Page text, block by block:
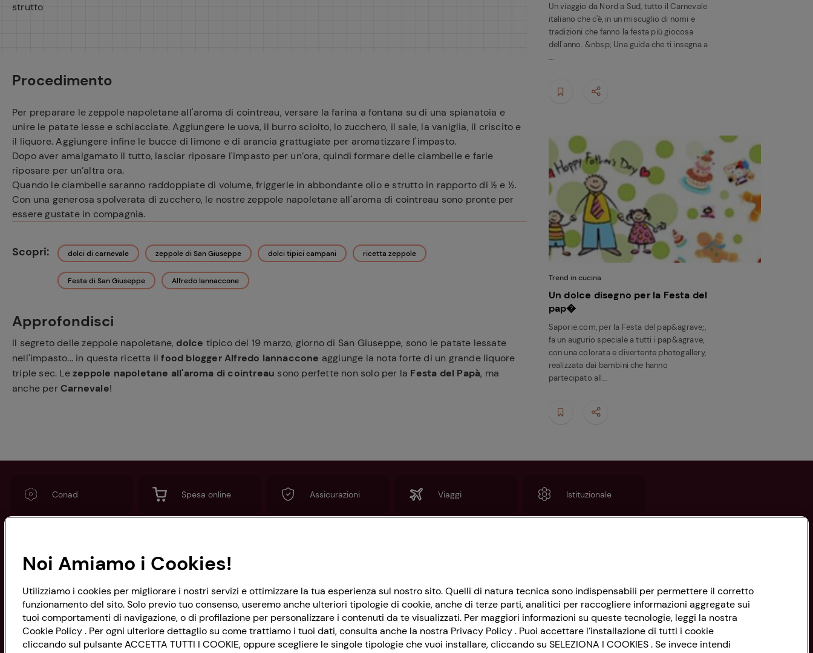
strutto
Procedimento
Per preparare le zeppole napoletane all'aroma di cointreau, versare la farina a fontana su di una spianatoia e
unire le patate lesse e schiacciate. Aggiungere le uova, il burro sciolto, lo zucchero, il sale, la vaniglia, il criscito e
il liquore. Aggiungere infine le bucce di limone e di arancia grattugiate per aromatizzare l'impasto.
Dopo aver amalgamato il tutto, lasciar riposare l'impasto per un’ora, quindi formare delle ciambelle e farle
riposare per un’altra ora.
Quando le ciambelle saranno raddoppiate di volume, friggerle in abbondante olio e strutto in rapporto di ½ e ½.
Con una generosa spolverata di zucchero, le nostre zeppole napoletane all'aroma di cointreau sono pronte per
essere gustate in compagnia.
Scopri: dolci di carnevale zeppole di San Giuseppe dolci tipici campani ricetta zeppole
Festa di San Giuseppe Alfredo Iannaccone
Approfondisci
Il segreto delle zeppole napoletane, dolce tipico del 19 marzo, giorno di San Giuseppe, sono le patate lessate
nell'impasto... in questa ricetta ilfood blogger Alfredo Iannaccone aggiunge la nota forte di un grande liquore
triple sec. Lezeppole napoletane all'aroma di cointreau sono perfette non solo per la Festa del Papà, ma
anche perCarnevale!
Un viaggio da Nord a Sud, tutto il Carnevale
italiano che c'è, in un miscuglio di nomi e
tradizioni che fanno la festa più giocosa
dell'anno. &nbsp; Una guida che ti insegna a
...
Trend in cucina
Un dolce disegno per la Festa del
pap�
Saporie.com, per la Festa del pap&agrave;,
fa un augurio speciale a tutti i pap&agrave;
con una colorata e divertente photogallery,
realizzata dai bambini che hanno
partecipato all...
Conad Spesa online Assicurazioni Viaggi Istituzionale
Privacy Policy
Cookie Policy
Impostazioni Cookie
CONAD SOCIETÀ COOPERATIVA
Via Michelino, 59 | 40127 BOLOGNA
Codice Fiscale e Registro Imprese
di Bologna 00865960157
PARTITA IVA 03320960374
Noi Amiamo i Cookies!
Utilizziamo i cookies per migliorare i nostri servizi e ottimizzare la tua esperienza sul nostro sito. Quelli di natura tecnica sono indispensabili per permettere il corretto
funzionamento del sito. Solo previo tuo consenso, useremo anche ulteriori tipologie di cookie, anche di terze parti, analitici per raccogliere informazioni aggregate sui
tuoi comportamenti di navigazione, o di profilazione per personalizzare i contenuti da te visualizzati. Per maggiori informazioni su queste tecnologie, leggi la nostra
Cookie Policy . Per ogni ulteriore dettaglio su come trattiamo i tuoi dati, consulta anche la nostra Privacy Policy . Puoi accettare l’installazione di tutti i cookie
cliccando sul pulsante ACCETTA TUTTI I COOKIE, oppure scegliere le singole tipologie che vuoi installare, cliccando su SELEZIONA I COOKIES . Se invece intendi